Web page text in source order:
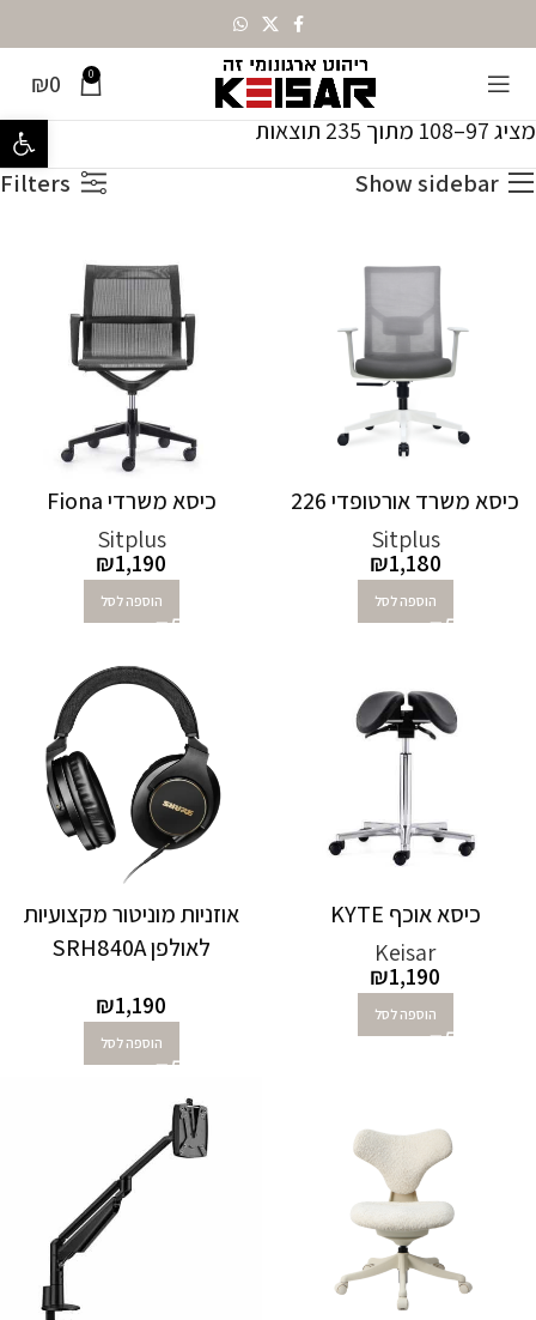
פתח
0
₪0 עמוד הבית כל המוצרים עמוד 9
מציג 97–108 מתוך 235 תוצאות
Show sidebar
Filters
כיסא משרד אורטופדי 226
Sitplus
₪1,180
הוספה לסל
כיסא משרדי Fiona
Sitplus
₪1,190
הוספה לסל
כיסא אוכף KYTE
Keisar
₪1,190
הוספה לסל
אוזניות מוניטור מקצועיות
לאולפן SRH840A
₪1,190
הוספה לסל